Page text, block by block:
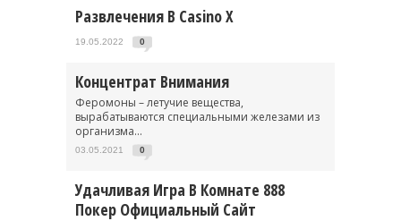
Развлечения В Casino X
19.05.2022 0
Концентрат Внимания
Феромоны – летучие вещества,
вырабатываются специальными железами из
организма...
03.05.2021 0
Удачливая Игра В Комнате 888
Покер Официальный Сайт